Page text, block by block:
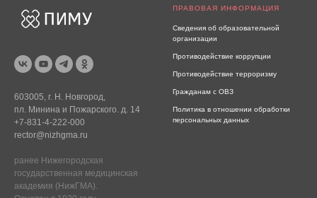
603005, г. Н. Новгород,
пл. Минина и Пожарского. д. 14
+7-831-4-222-000
rector@nizhgma.ru
ранее Нижегородская
государственная медицинская
академия (НижГМА).
ПРАВОВАЯ ИНФОРМАЦИЯ
Сведения об образовательной
организации
Противодействие коррупции
Противодействие терроризму
Гражданам с ОВЗ
Политика в отношении обработки
персональных данных